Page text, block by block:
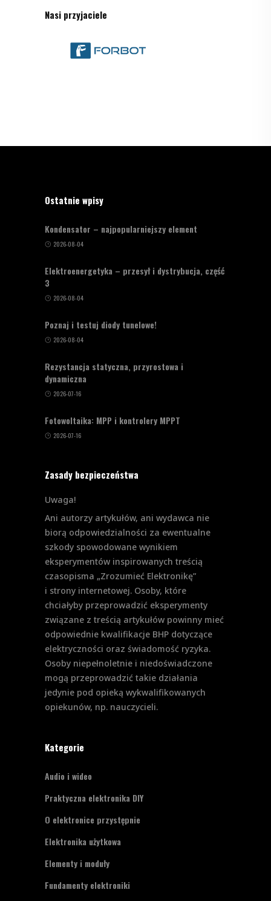
Nasi przyjaciele
Ostatnie wpisy
Kondensator – najpopularniejszy element
2026-08-04
Elektroenergetyka – przesył i dystrybucja, część
3
2026-08-04
Poznaj i testuj diody tunelowe!
2026-08-04
Rezystancja statyczna, przyrostowa i
dynamiczna
2026-07-16
Fotowoltaika: MPP i kontrolery MPPT
2026-07-16
Zasady bezpieczeństwa
Uwaga!
Ani autorzy artykułów, ani wydawca nie
biorą odpowiedzialności za ewentualne
szkody spowodowane wynikiem
eksperymentów inspirowanych treścią
czasopisma „Zrozumieć Elektronikę”
i strony internetowej. Osoby, które
chciałyby przeprowadzić eksperymenty
związane z treścią artykułów powinny mieć
odpowiednie kwalifikacje BHP dotyczące
elektryczności oraz świadomość ryzyka.
Osoby niepełnoletnie i niedoświadczone
mogą przeprowadzić takie działania
jedynie pod opieką wykwalifikowanych
opiekunów, np. nauczycieli.
Kategorie
Audio i wideo
Praktyczna elektronika DIY
O elektronice przystępnie
Elektronika użytkowa
Elementy i moduły
Fundamenty elektroniki